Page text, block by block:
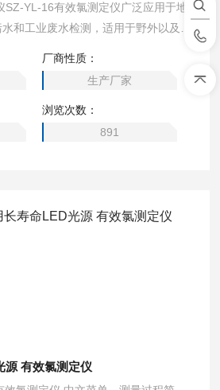
和工业废水检测，适用于野外以及现
厂商性质：
生产厂家
浏览次数：
891
源 有效氯测定仪